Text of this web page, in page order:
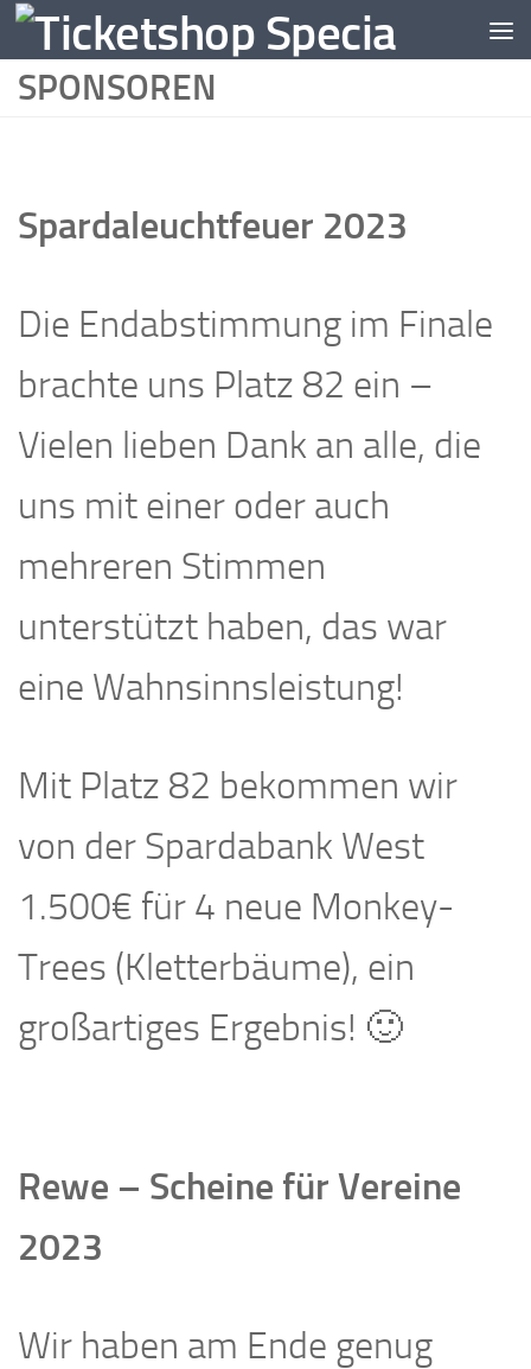
Zum Inhalt springen
SPONSOREN
Spardaleuchtfeuer 2023
Die Endabstimmung im Finale
brachte uns Platz 82 ein –
Vielen lieben Dank an alle, die
uns mit einer oder auch
mehreren Stimmen
unterstützt haben, das war
eine Wahnsinnsleistung!
Mit Platz 82 bekommen wir
von der Spardabank West
1.500€ für 4 neue Monkey-
Trees (Kletterbäume), ein
großartiges Ergebnis! 🙂
Rewe – Scheine für Vereine
2023
Wir haben am Ende genug